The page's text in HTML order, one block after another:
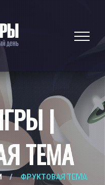
|
ТЕМА
/ ФРУКТОВАЯ ТЕМА